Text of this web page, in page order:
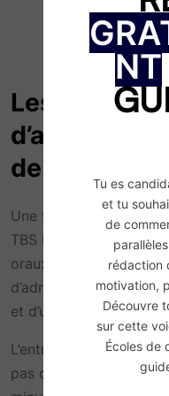
Les
de TBS
Une fois que tu es
TBS Education, tu dois
oraux de l’école de
d’admissions sont
et d’un entretien de
L’entretien de langue
pas de temps de
NT
Tu es
et tu
de
rédaction
motivation,
Découvre
sur cette
Écoles de